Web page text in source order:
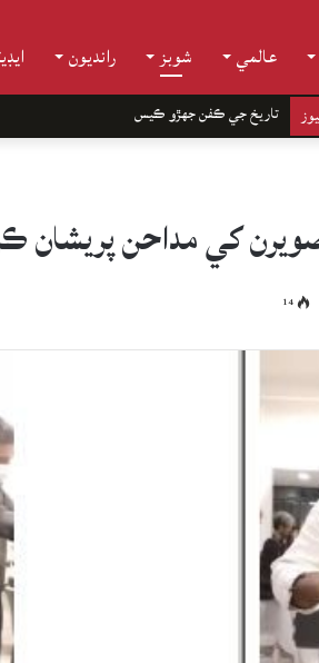
عالمي شوبز رانديون
تاريخ جي ڪفن جھڙو ڪيس
کي مداحن پريشان
14